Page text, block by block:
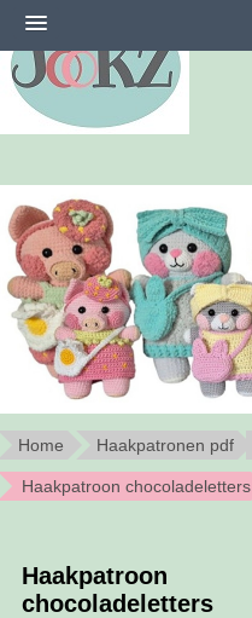
Home Haakpatronen pdf
Haakpatroon chocoladeletters
Haakpatroon
chocoladeletters